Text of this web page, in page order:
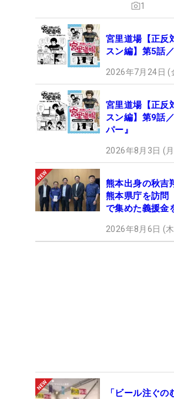
1
宮里道場【正反
スン編】第5話
2026年7月24日 (
宮里道場【正反
スン編】第9話
パー』
2026年8月3日 (
熊本出身の秋吉
熊本県庁を訪問
で集めた義援金
2026年8月6日 (
「ビール注ぐの